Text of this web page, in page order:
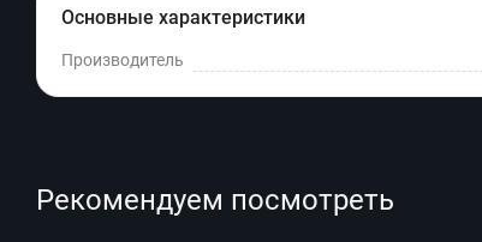
Основные характеристики
Производитель
Рекомендуем посмотреть